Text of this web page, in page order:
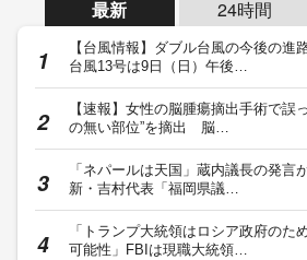
最新 24時間
【台風情報】ダブル台風の今後の進
台風13号は9日（日）午後…
【速報】女性の脳腫瘍摘出手術で誤
の無い部位”を摘出 脳…
「ネパールは天国」蔵内議長の発
新・吉村代表「福岡県議…
「トランプ大統領はロシア政府のた
可能性」FBIは現職大統領…